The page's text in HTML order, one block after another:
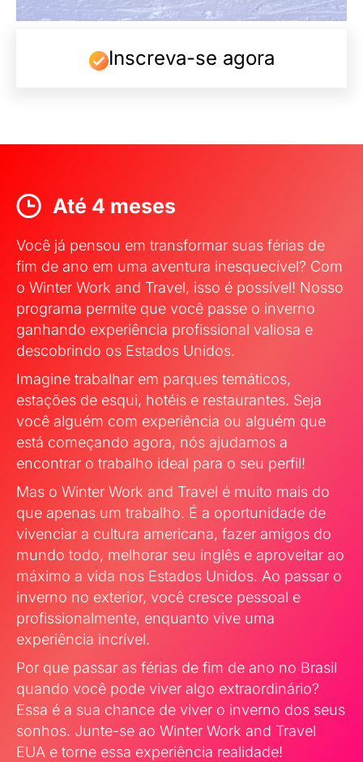
Inscreva-se agora
Até 4 meses
Você já pensou em transformar suas férias de
fim de ano em uma aventura inesquecível? Com
o Winter Work and Travel, isso é possível! Nosso
programa permite que você passe o inverno
ganhando experiência profissional valiosa e
descobrindo os Estados Unidos.
Imagine trabalhar em parques temáticos,
estações de esqui, hotéis e restaurantes. Seja
você alguém com experiência ou alguém que
está começando agora, nós ajudamos a
encontrar o trabalho ideal para o seu perfil!
Mas o Winter Work and Travel é muito mais do
que apenas um trabalho. É a oportunidade de
vivenciar a cultura americana, fazer amigos do
mundo todo, melhorar seu inglês e aproveitar ao
máximo a vida nos Estados Unidos. Ao passar o
inverno no exterior, você cresce pessoal e
profissionalmente, enquanto vive uma
experiência incrível.
Por que passar as férias de fim de ano no Brasil
quando você pode viver algo extraordinário?
Essa é a sua chance de viver o inverno dos seus
sonhos. Junte-se ao Winter Work and Travel
EUA e torne essa experiência realidade!